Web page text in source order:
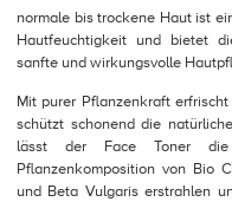
normale bis trockene Haut ist
Hautfeuchtigkeit und bietet
sanfte und wirkungsvolle
Mit purer Pflanzenkraft
schützt schonend die
lässt der Face Toner
Pflanzenkomposition von Bio
und Beta Vulgaris erstrahlen